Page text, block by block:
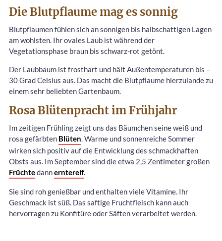
Die Blutpflaume mag es sonnig
Blutpflaumen fühlen sich an sonnigen bis halbschattigen Lagen
am wohlsten. Ihr ovales Laub ist während der
Vegetationsphase braun bis schwarz-rot getönt.
Der Laubbaum ist frosthart und hält Außentemperaturen bis –
30 Grad Celsius aus. Das macht die Blutpflaume hierzulande zu
einem sehr beliebten Gartenbaum.
Rosa Blütenpracht im Frühjahr
Im zeitigen Frühling zeigt uns das Bäumchen seine weiß und
rosa gefärbten Blüten. Warme und sonnenreiche Sommer
wirken sich positiv auf die Entwicklung des schmackhaften
Obsts aus. Im September sind die etwa 2,5 Zentimeter großen
Früchtedannerntereif.
Sie sind roh genießbar und enthalten viele Vitamine. Ihr
Geschmack ist süß. Das saftige Fruchtfleisch kann auch
hervorragen zu Konfitüre oder Säften verarbeitet werden.